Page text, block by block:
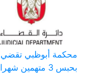
محكمة أبوظبي تقضي
بحبس 3 متهمين شهرا